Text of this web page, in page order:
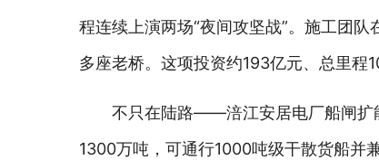
程连续上演两场“夜间攻坚战”。施工团
多座老桥。这项投资约193亿元、总里程
不只在陆路——涪江安居电厂船闸扩
1300万吨，可通行1000吨级干散货船并